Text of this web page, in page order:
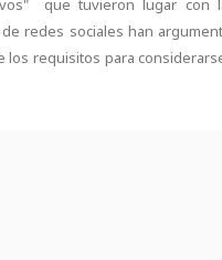
que tuvieron lugar con
redes sociales han
requisitos para